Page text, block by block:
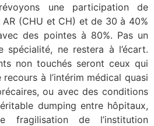
une participation de
AR (CHU et CH) et de 30 à 40%
des pointes à 80%. Pas un
spécialité, ne restera à l’écart.
non touchés seront ceux qui
à l’intérim médical quasi
ou avec des conditions
dumping entre hôpitaux,
fragilisation de l’institution